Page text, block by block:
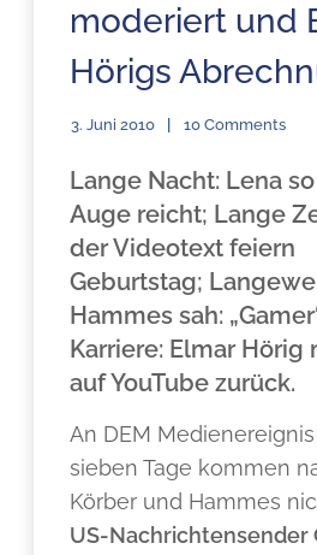
moderiert und
Hörigs
3. Juni 2010 10 Comments
Lange Nacht: Lena
Auge reicht; Lange
der Videotext feiern
Geburtstag;
Hammes sah:
Karriere: Elmar Hörig
auf YouTube zurück.
An DEM
sieben Tage kommen
Körber und Hammes
US-Nachrichtensender